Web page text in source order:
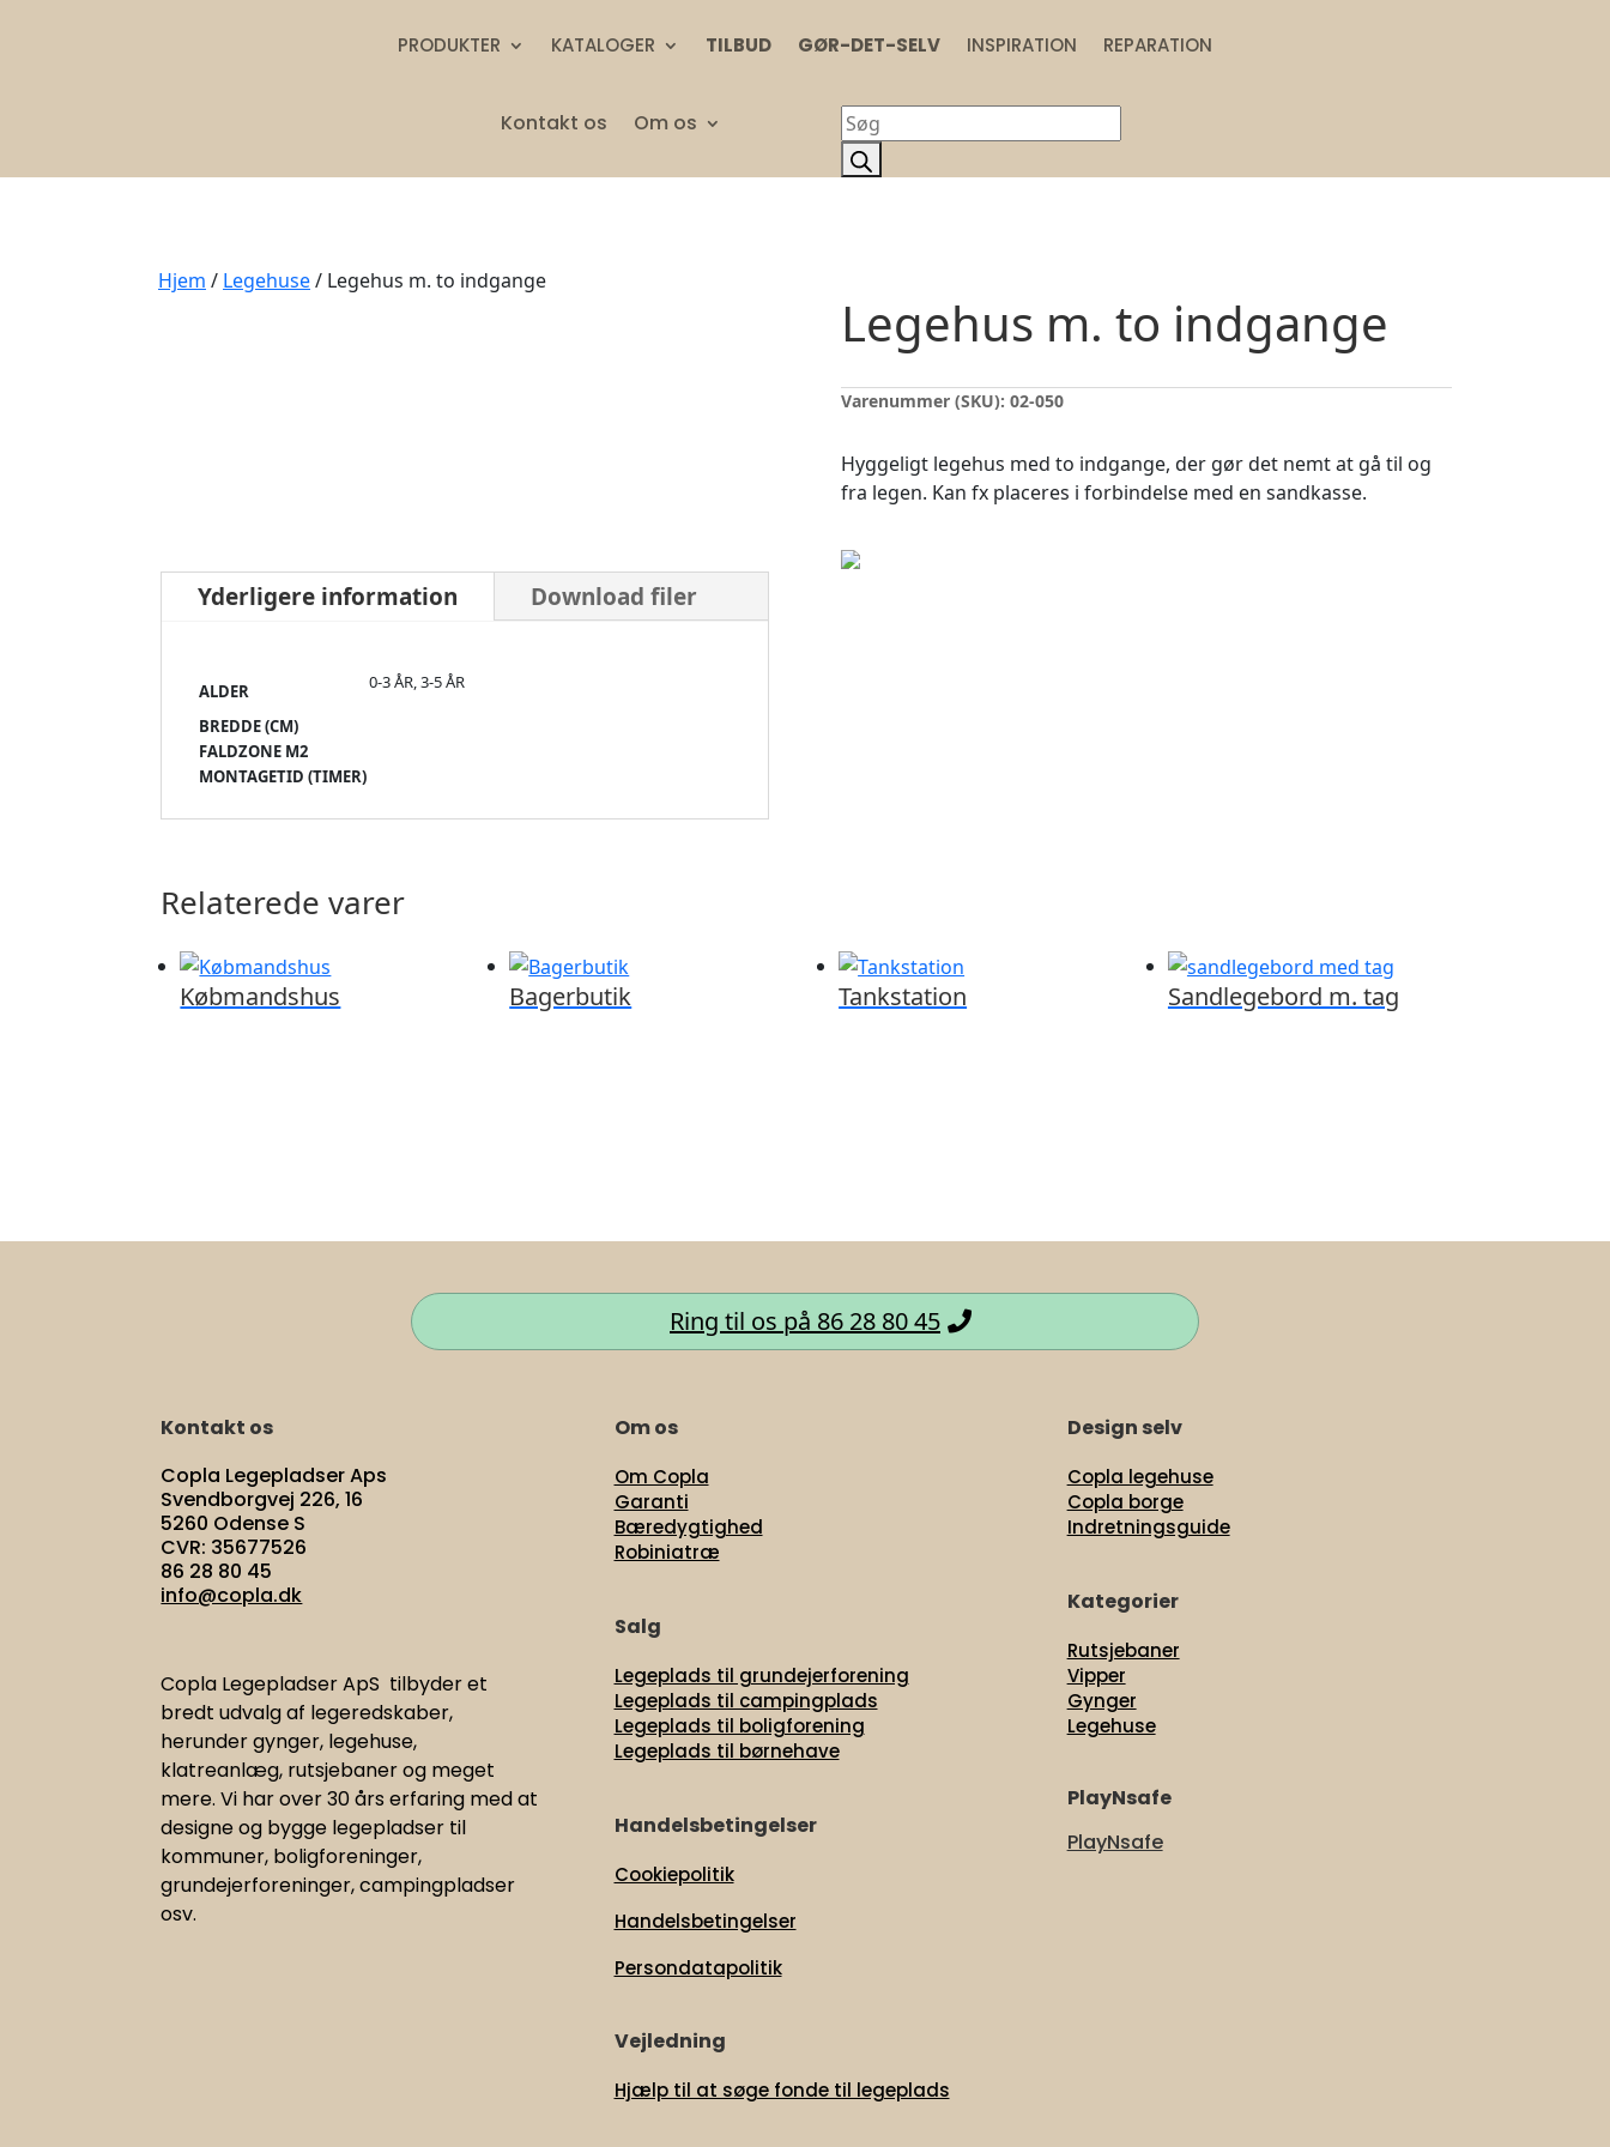
PRODUKTER KATALOGER TILBUD GØR-DET-SELV INSPIRATION REPARATION
Kontakt os Om os
Products
search
Hjem / Legehuse/ Legehus m. to indgange
Legehus m. to indgange
Varenummer (SKU): 02-050
Hyggeligt legehus med to indgange, der gør det nemt at gå til og
fra legen. Kan fx placeres i forbindelse med en sandkasse.
Yderligere information Download filer
ALDER 0-3 ÅR, 3-5 ÅR
BREDDE (CM)
FALDZONE M2
MONTAGETID (TIMER)
Relaterede varer
Købmandshus Bagerbutik Tankstation Sandlegebord m. tag
Ring til os på 86 28 80 45
Kontakt os
Copla Legepladser Aps
Svendborgvej 226, 16
5260 Odense S
CVR: 35677526
86 28 80 45
info@copla.dk
Copla Legepladser ApS tilbyder et
bredt udvalg af legeredskaber,
herunder gynger, legehuse,
klatreanlæg, rutsjebaner og meget
mere. Vi harover 30 års erfaring med at
designe og bygge legepladser til
kommuner, boligforeninger,
grundejerforeninger, campingpladser
osv.
Om os
Om Copla
Garanti
Bæredygtighed
Robiniatræ
Salg
Legeplads til grundejerforening
Legeplads til campingplads
Legeplads til boligforening
Legeplads til børnehave
Handelsbetingelser
Cookiepolitik
Handelsbetingelser
Persondatapolitik
Vejledning
Hjælp til at søge fonde til legeplads
Design selv
Copla legehuse
Copla borge
Indretningsguide
Kategorier
Rutsjebaner
Vipper
Gynger
Legehuse
PlayNsafe
PlayNsafe